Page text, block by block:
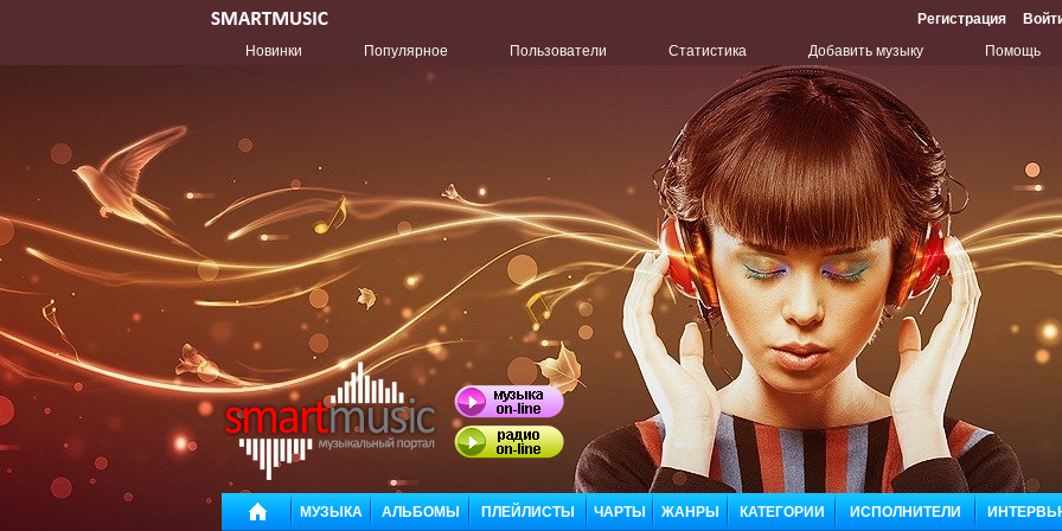
Регистрация
Новинки
Популярное Пользователи Статистика Добавить музыку Помощь
МУЗЫКА АЛЬБОМЫ ПЛЕЙЛИСТЫ ЧАРТЫ ЖАНРЫ КАТЕГОРИИ ИСПОЛНИТЕЛИ